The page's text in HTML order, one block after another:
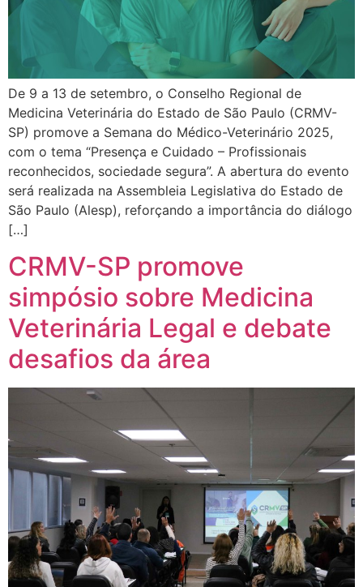
De 9 a 13 de setembro, o Conselho Regional de
Medicina Veterinária do Estado de São Paulo (CRMV-
SP) promove a Semana do Médico-Veterinário 2025,
com o tema “Presença e Cuidado – Profissionais
reconhecidos, sociedade segura”. A abertura do evento
será realizada na Assembleia Legislativa do Estado de
São Paulo (Alesp), reforçando a importância do diálogo
[…]
CRMV-SP promove
simpósio sobre Medicina
Veterinária Legal e debate
desafios da área